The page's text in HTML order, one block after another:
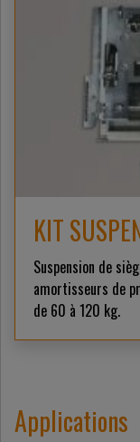
KIT
Suspension de
amortisseurs de
de 60 à 120 kg.
Applications